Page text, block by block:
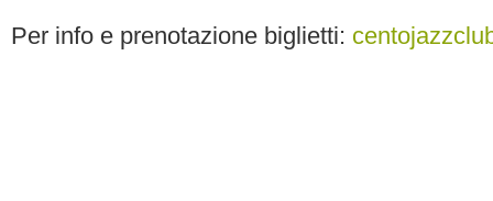
Per info e prenotazione biglietti: